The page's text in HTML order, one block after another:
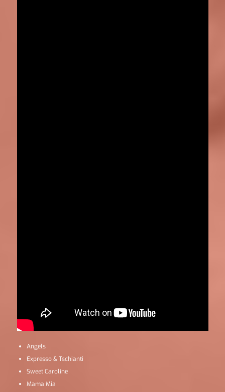
Angels
Expresso & Tschianti
Sweet Caroline
Mama Mia